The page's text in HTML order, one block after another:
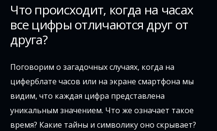
Что происходит, когда на часах
все цифры отличаются друг от
друга?
Поговорим о загадочных случаях, когда на
циферблате часов или на экране смартфона мы
видим, что каждая цифра представлена
уникальным значением. Что же означает такое
время? Какие тайны и символику оно скрывает?